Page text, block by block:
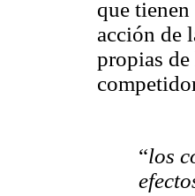
que
acción de
propias
“los